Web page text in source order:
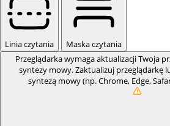
Linia czytania
Maska czytania
Przeglądarka wymaga aktualizacjiTwoja
syntezy mowy. Zaktualizuj przeglądarkę
syntezą mowy (np. Chrome, Edge,